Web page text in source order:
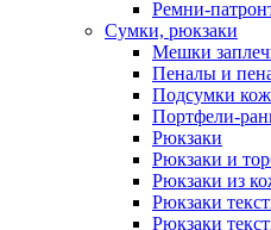
Ремни-
Сумки, рюкзаки
Мешки
Пеналы и
Подсумки
Портфели-
Рюкзаки
Рюкзаки и
Рюкзаки из
Рюкзаки
Рюкзаки